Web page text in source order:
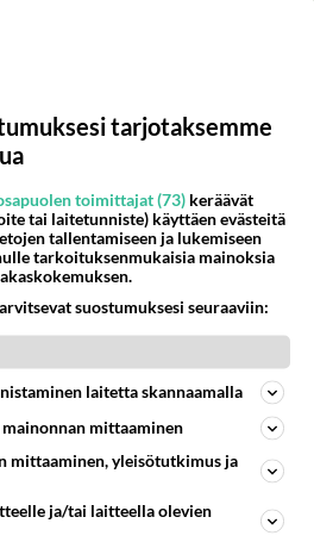
menoa
Menikös öoliisilta yli tuo mppedinkans kisaaminen tais olla melkoinen riski vahigoittaa tarpeettomasti jopa kuolla tuoss
1189
252
1088
57
tarjotaksemme
toimittajat (73) keräävät
tai laitetunniste) käyttäen evästeitä
tallentamiseen ja lukemiseen
tarkoituksenmukaisia mainoksia
suostumuksesi seuraaviin:
laitetta skannaamalla
mittaaminen
mittaaminen, yleisötutkimus ja
ja/tai laitteella olevien